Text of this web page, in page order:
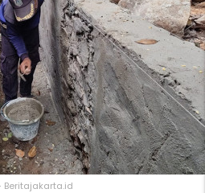
Beritajakarta.id